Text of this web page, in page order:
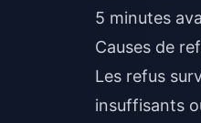
5 minutes
Causes de
Les refus
insuffisants